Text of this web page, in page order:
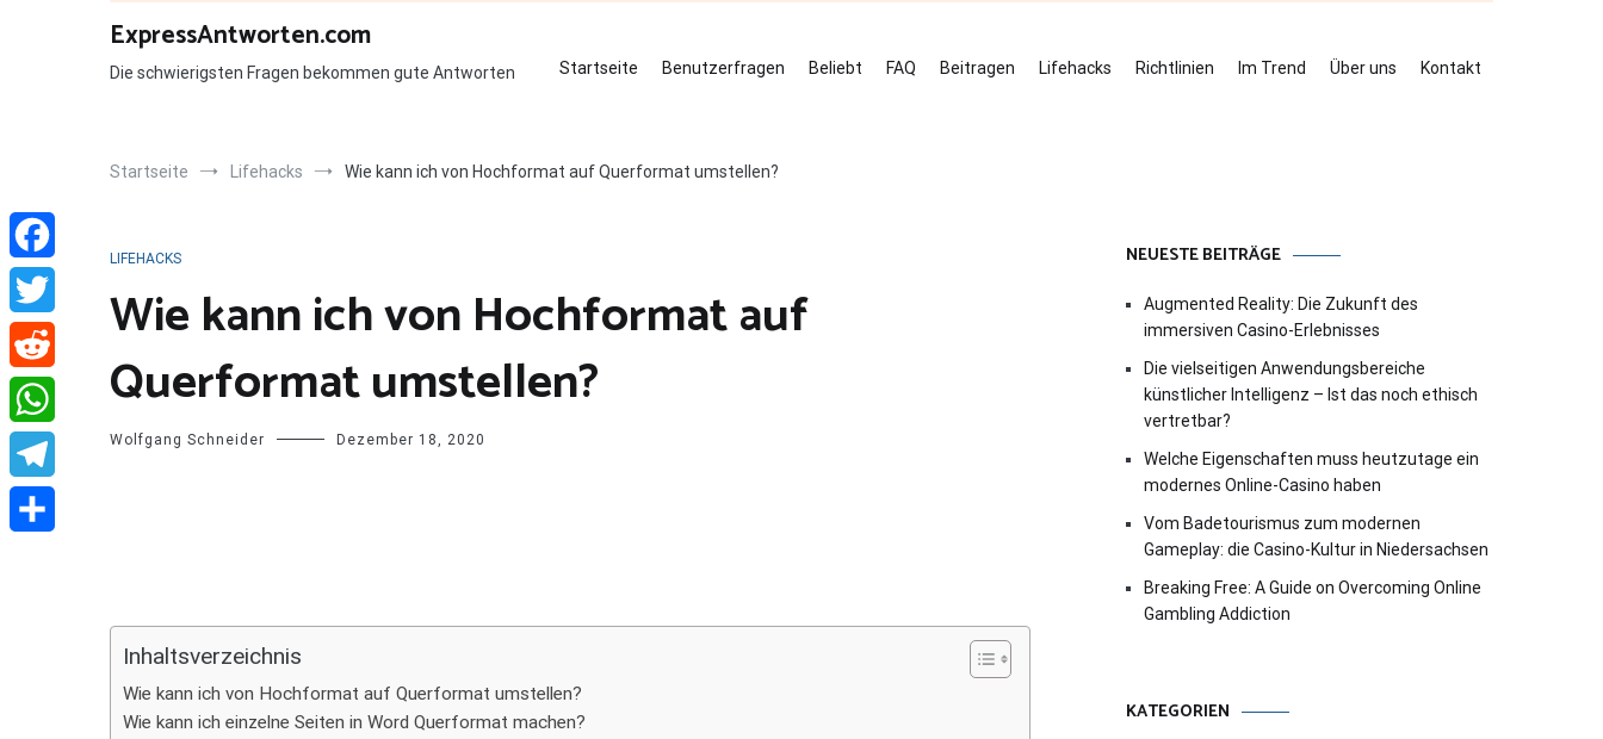
ExpressAntworten.com
Die schwierigsten Fragen bekommen gute Antworten Startseite Benutzerfragen Beliebt FAQ Beitragen Lifehacks Richtlinien Im Trend Über uns Kontakt
Startseite Lifehacks Wie kann ich von Hochformat auf Querformat umstellen?
LIFEHACKS
Wie kann ich von Hochformat auf
Querformat umstellen?
Wolfgang Schneider Dezember 18, 2020
Inhaltsverzeichnis
Wie kann ich von Hochformat auf Querformat umstellen?
Wie kann ich einzelne Seiten in Word Querformat machen?
NEUESTE BEITRÄGE
Augmented Reality: Die Zukunft des
immersiven Casino-Erlebnisses
Die vielseitigen Anwendungsbereiche
künstlicher Intelligenz – Ist das noch ethisch
vertretbar?
Welche Eigenschaften muss heutzutage ein
modernes Online-Casino haben
Vom Badetourismus zum modernen
Gameplay: die Casino-Kultur in Niedersachsen
Breaking Free: A Guide on Overcoming Online
Gambling Addiction
KATEGORIEN
Facebook
Twitter
Reddit
WhatsApp
Telegram